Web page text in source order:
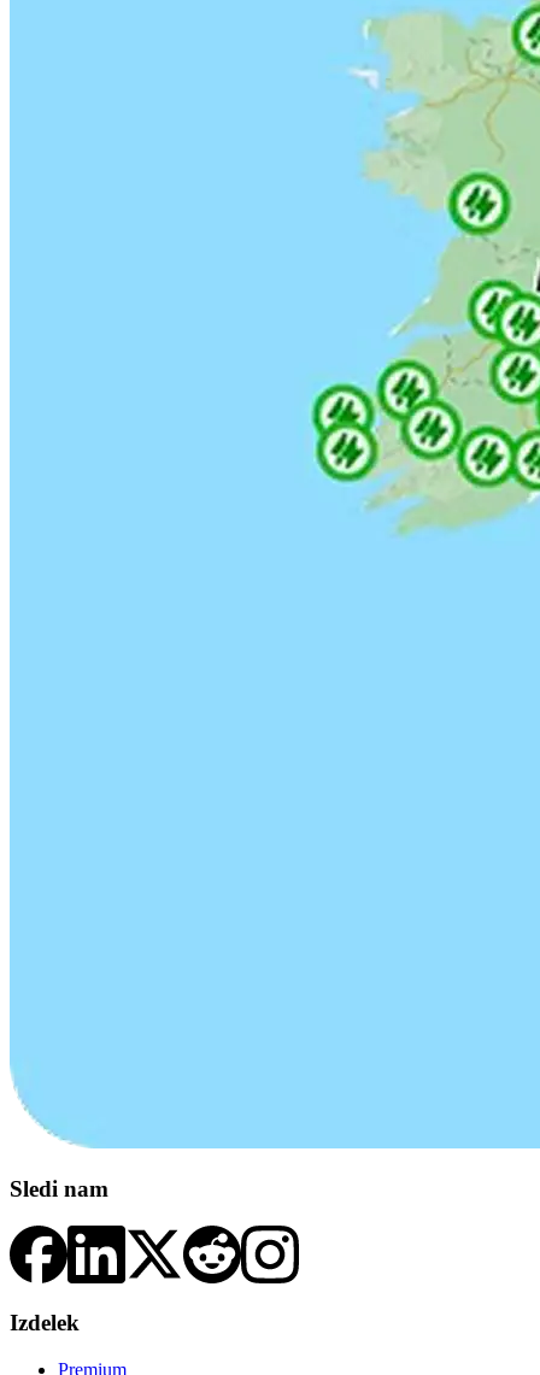
Sledi nam
Izdelek
Premium